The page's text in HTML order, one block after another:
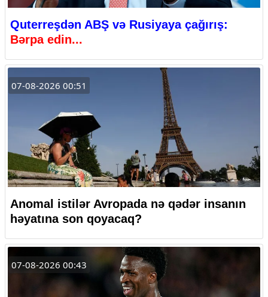
Quterreşdən ABŞ və Rusiyaya çağırış:
Bərpa edin...
07-08-2026 00:51
Anomal istilər Avropada nə qədər insanın
həyatına son qoyacaq?
07-08-2026 00:43